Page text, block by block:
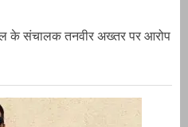
के संचालक तनवीर अख्तर पर आरोप